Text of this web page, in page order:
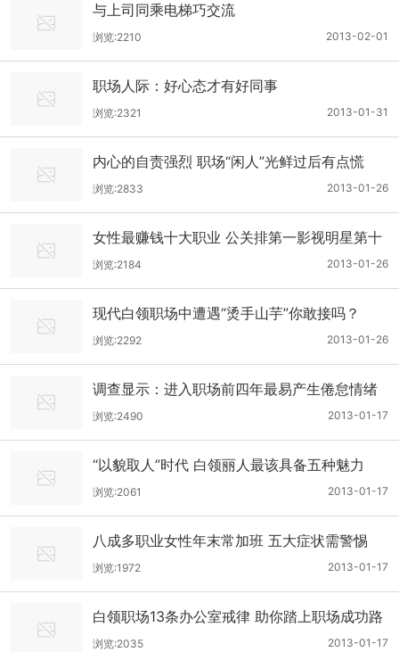
与上司同乘电梯巧交流
2013-02-01
浏览:2210
职场人际：好心态才有好同事
2013-01-31
浏览:2321
内心的自责强烈 职场“闲人”光鲜过后有点慌
2013-01-26
浏览:2833
女性最赚钱十大职业 公关排第一影视明星第十
2013-01-26
浏览:2184
现代白领职场中遭遇“烫手山芋”你敢接吗？
2013-01-26
浏览:2292
调查显示：进入职场前四年最易产生倦怠情绪
2013-01-17
浏览:2490
“以貌取人”时代 白领丽人最该具备五种魅力
2013-01-17
浏览:2061
八成多职业女性年末常加班 五大症状需警惕
2013-01-17
浏览:1972
白领职场13条办公室戒律 助你踏上职场成功路
2013-01-17
浏览:2035